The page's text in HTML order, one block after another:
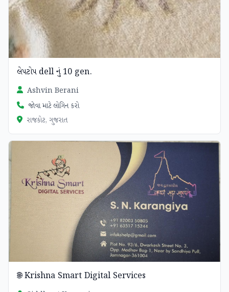
લેપટોપ dell નું 10 gen.
Ashvin Berani
જોવા માટે લોગિન કરો
રાજકોટ, ગુજરાત
🌐 Krishna Smart Digital Services